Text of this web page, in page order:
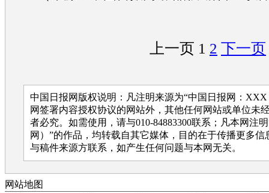
上一页 1 2 下一页
中国日报网版权说明：凡注明来源为“中国日报网：
网签署内容授权协议的网站外，其他任何网站或单位未
者必究。如需使用，请与010-84883300联系；凡本网注
网）”的作品，均转载自其它媒体，目的在于传播更多
与稿件来源方联系，如产生任何问题与本网无关。
网站地图